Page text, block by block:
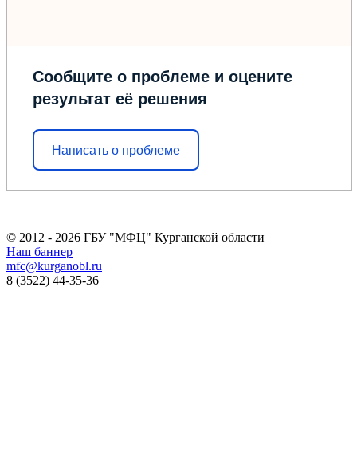
Сообщите о проблеме и оцените
результат её решения
Написать о проблеме
© 2012 - 2026 ГБУ "МФЦ" Курганской области
Наш баннер
mfc@kurganobl.ru
8 (3522) 44-35-36